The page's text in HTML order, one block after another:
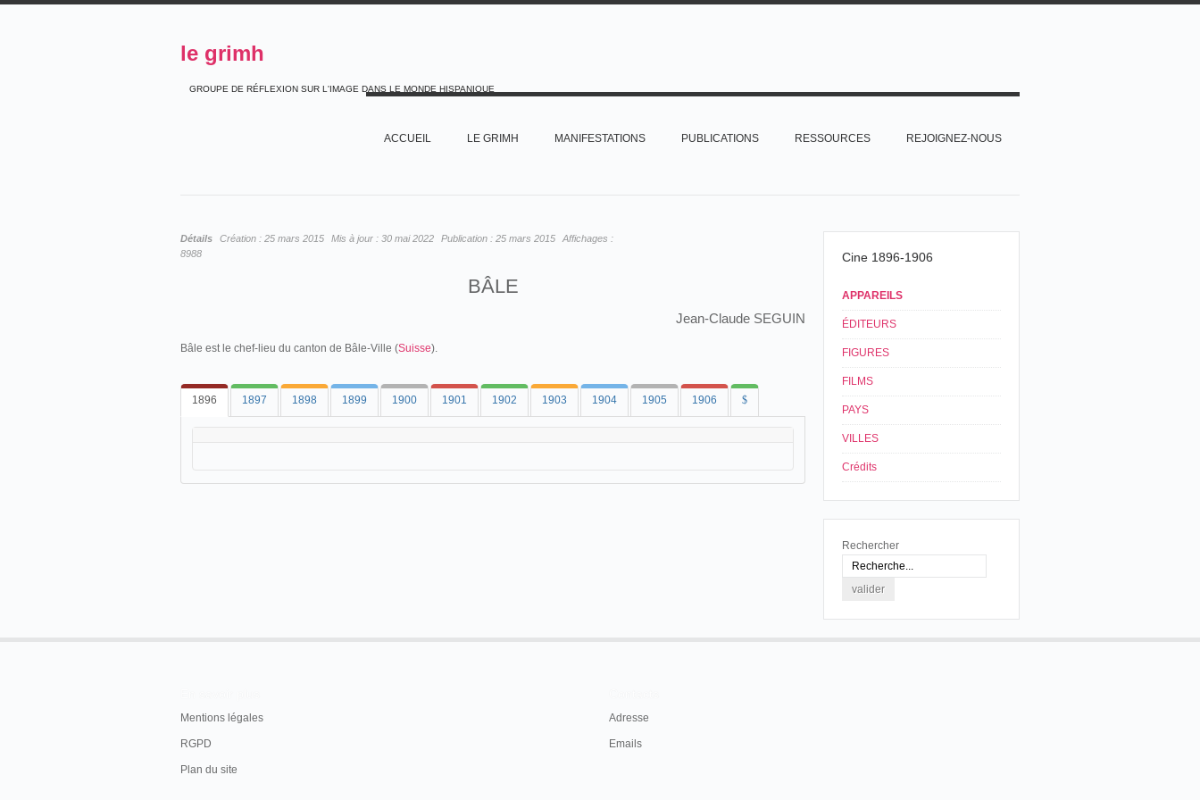
le grimh
GROUPE DE RÉFLEXION SUR L'IMAGE DANS LE MONDE HISPANIQUE
ACCUEIL LE GRIMH MANIFESTATIONS PUBLICATIONS RESSOURCES REJOIGNEZ-NOUS
Détails Création : 25 mars 2015 Mis à jour : 30 mai 2022 Publication : 25 mars 2015
Affichages :
8988
BÂLE
Jean-Claude SEGUIN
Bâle est le chef-lieu du canton de Bâle-Ville (Suisse).
1896 1897 1898 1899 1900 1901 1902 1903 1904 1905 1906 $
Cine 1896-1906
APPAREILS
ÉDITEURS
FIGURES
FILMS
PAYS
VILLES
Crédits
Rechercher
Mentions légales
RGPD
Plan du site
Adresse
Emails